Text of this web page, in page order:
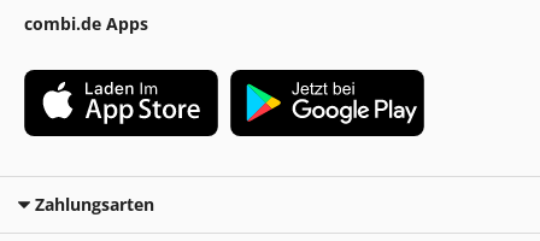
combi.de Apps
Zahlungsarten